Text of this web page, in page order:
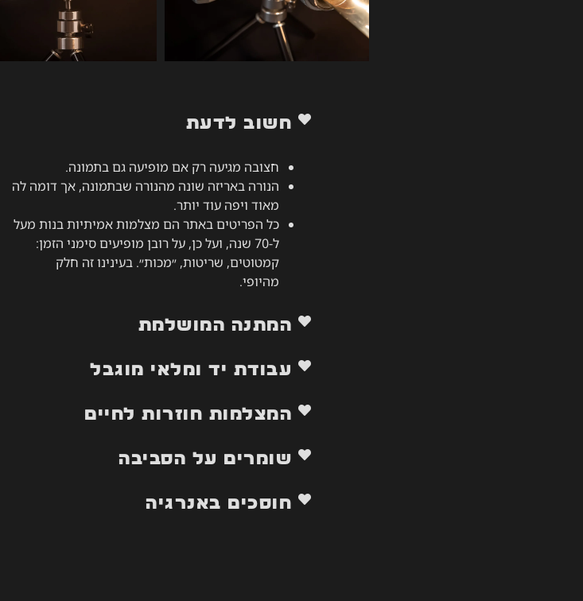
חשוב לדעת
חצובה מגיעה רק אם מופיעה גם בתמונה.
הנורה באריזה שונה מהנורה שבתמונה, אך דומה לה
מאוד ויפה עוד יותר.
כל הפריטים באתר הם מצלמות אמיתיות בנות מעל
ל-70 שנה, ועל כן, על רובן מופיעים סימני הזמן:
קמטוטים, שריטות, ״מכות״. בעינינו זה חלק
מהיופי.
המתנה המושלמת
עבודת יד ומלאי מוגבל
המצלמות חוזרות לחיים
שומרים על הסביבה
חוסכים באנרגיה